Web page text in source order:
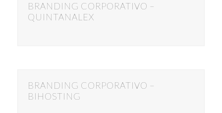
BRANDING CORPORATIVO –
QUINTANALEX
BRANDING CORPORATIVO –
BIHOSTING